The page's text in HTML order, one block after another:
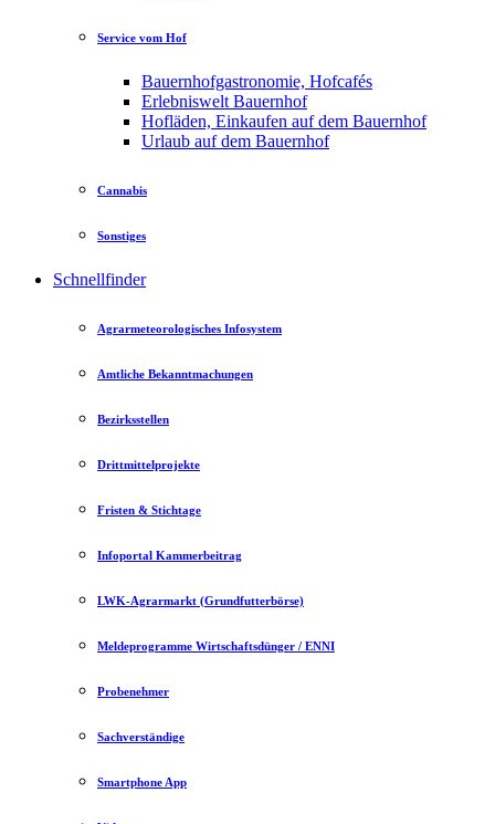
Service vom Hof
Bauernhofgastronomie, Hofcafés
Erlebniswelt Bauernhof
Hofläden, Einkaufen auf dem Bauernhof
Urlaub auf dem Bauernhof
Cannabis
Sonstiges
Schnellfinder
Agrarmeteorologisches Infosystem
Amtliche Bekanntmachungen
Bezirksstellen
Drittmittelprojekte
Fristen & Stichtage
Infoportal Kammerbeitrag
LWK-Agrarmarkt (Grundfutterbörse)
Meldeprogramme Wirtschaftsdünger / ENNI
Probenehmer
Sachverständige
Smartphone App